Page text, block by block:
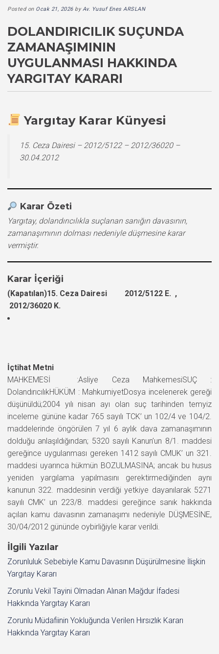
Posted on Ocak 21, 2026byAv. Yusuf Enes ARSLAN
DOLANDIRICILIK SUÇUNDA
ZAMANAŞIMININ
UYGULANMASI HAKKINDA
YARGITAY KARARI
Yargıtay Karar Künyesi
15. Ceza Dairesi – 2012/5122 – 2012/36020 –
30.04.2012
Karar Özeti
Yargıtay, dolandırıcılıkla suçlanan sanığın davasının,
zamanaşımının dolması nedeniyle düşmesine karar
vermiştir.
Karar İçeriği
(Kapatılan)15. Ceza Dairesi 2012/5122 E. ,
2012/36020 K.
İçtihat Metni
MAHKEMESİ :Asliye Ceza MahkemesiSUÇ :
DolandırıcılıkHÜKÜM : MahkumiyetDosya incelenerek gereği
düşünüldü;2004 yılı nisan ayı olan suç tarihinden temyiz
inceleme gününe kadar 765 sayılı TCK’ un 102/4 ve 104/2.
maddelerinde öngörülen 7 yıl 6 aylık dava zamanaşımının
dolduğu anlaşıldığından; 5320 sayılı Kanun’un 8/1. maddesi
gereğince uygulanması gereken 1412 sayılı CMUK’ un 321.
maddesi uyarınca hükmün BOZULMASINA; ancak bu husus
yeniden yargılama yapılmasını gerektirmediğinden aynı
kanunun 322. maddesinin verdiği yetkiye dayanılarak 5271
sayılı CMK’ un 223/8. maddesi gereğince sanık hakkında
açılan kamu davasının zamanaşımı nedeniyle DÜŞMESİNE,
30/04/2012 gününde oybirliğiyle karar verildi.
İlgili Yazılar
Zorunluluk Sebebiyle Kamu Davasının Düşürülmesine İlişkin
Yargıtay Kararı
Zorunlu Vekil Tayini Olmadan Alınan Mağdur İfadesi
Hakkında Yargıtay Kararı
Zorunlu Müdafiinin Yokluğunda Verilen Hırsızlık Kararı
Hakkında Yargıtay Kararı